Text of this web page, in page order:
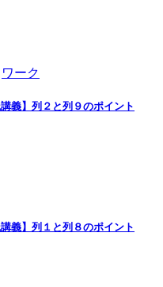
ワーク
義】列２と列９のポイント
義】列１と列８のポイント